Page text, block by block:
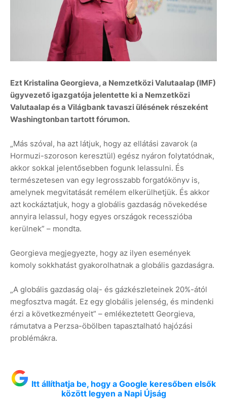
Ezt Kristalina Georgieva, a Nemzetközi Valutaalap (IMF)
ügyvezető igazgatója jelentette ki a Nemzetközi
Valutaalap és a Világbank tavaszi ülésének részeként
Washingtonban tartott fórumon.
„Más szóval, ha azt látjuk, hogy az ellátási zavarok (a
Hormuzi-szoroson keresztül) egész nyáron folytatódnak,
akkor sokkal jelentősebben fogunk lelassulni. És
természetesen van egy legrosszabb forgatókönyv is,
amelynek megvitatását remélem elkerülhetjük. És akkor
azt kockáztatjuk, hogy a globális gazdaság növekedése
annyira lelassul, hogy egyes országok recesszióba
kerülnek” – mondta.
Georgieva megjegyezte, hogy az ilyen események
komoly sokkhatást gyakorolhatnak a globális gazdaságra.
„A globális gazdaság olaj- és gázkészleteinek 20%-ától
megfosztva magát. Ez egy globális jelenség, és mindenki
érzi a következményeit” – emlékeztetett Georgieva,
rámutatva a Perzsa-öbölben tapasztalható hajózási
problémákra.
Itt állíthatja be, hogy a Google keresőben elsők
között legyen a Napi Újság